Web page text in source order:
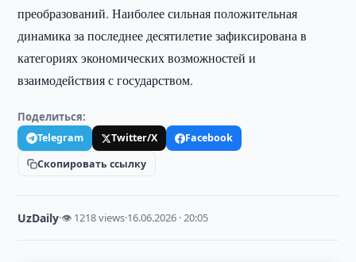
преобразований. Наиболее сильная положительная
динамика за последнее десятилетие зафиксирована в
категориях экономических возможностей и
взаимодействия с государством.
Поделиться:
Telegram Twitter/X
Facebook
Скопировать ссылку
UzDaily·👁 1218 views·16.06.2026 · 20:05